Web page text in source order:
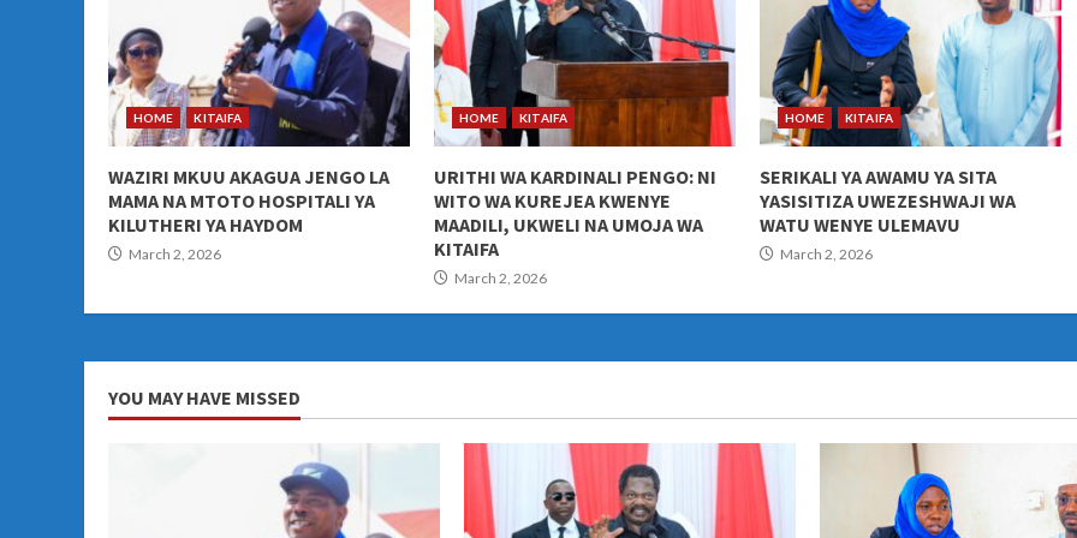
HOME KITAIFA
WAZIRI MKUU AKAGUA JENGO LA
MAMA NA MTOTO HOSPITALI YA
KILUTHERI YA HAYDOM
March 2, 2026
HOME KITAIFA
URITHI WA KARDINALI PENGO: NI
WITO WA KUREJEA KWENYE
MAADILI, UKWELI NA UMOJA WA
KITAIFA
March 2, 2026
HOME KITAIFA
SERIKALI YA AWAMU YA SITA
YASISITIZA UWEZESHWAJI WA
WATU WENYE ULEMAVU
March 2, 2026
YOU MAY HAVE MISSED